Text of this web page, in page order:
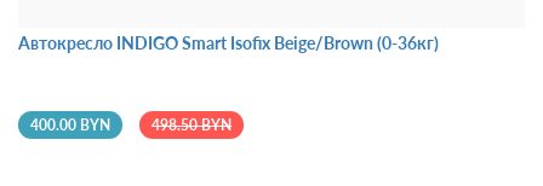
Автокресло INDIGO Smart Isofix Beige/Brown (0-36кг)
400.00 BYN 498.50 BYN